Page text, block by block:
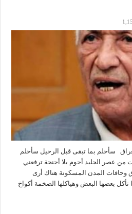
سأحلم بما تبقى قبل الرحيل سأحلم
من عصر الجليد أحوم بلا أجنحة ترفعني
وحافات المدن المسكونة هناك أرى
تأكل بعضها البعض وهياكلها الضخمة أكواخ